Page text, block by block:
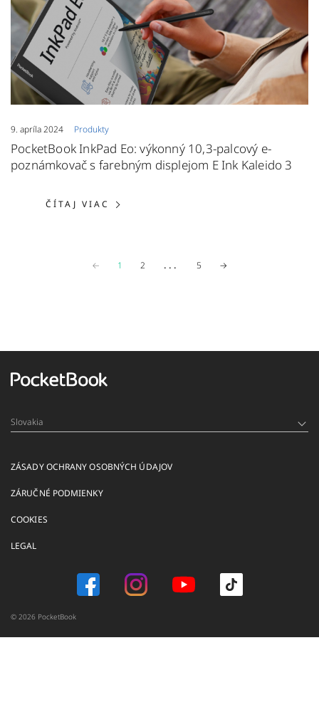
9. apríla 2024 Produkty
PocketBook InkPad Eo: výkonný 10,3-palcový e-
poznámkovač s farebným displejom E Ink Kaleido 3
ČÍTAJ VIAC ČÍTAJ VIAC: POCKETBOOK
← Previous page
1 2 ... 5 →Next page
ZÁSADY OCHRANY OSOBNÝCH ÚDAJOV
ZÁRUČNÉ PODMIENKY
COOKIES
LEGAL
Slovakia
© 2026 PocketBook